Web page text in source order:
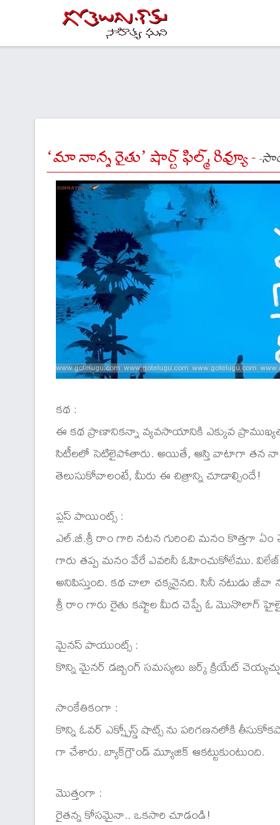
‘మా నాన్న రైతు’ షార్ట్ ఫిల్మ్ రివ్యూ --
కథ :
ఈ కథ ప్రాణానికన్నా వ్యవసాయానికి ఎక్కువ
సిటీలలో సెటిలైపోతారు. అయితే, ఆస్తి వాటాగా తన
తెలుసుకోవాలంటే, మీరు ఈ చిత్రాన్ని చూడాల్సిందే!
ప్లస్ పాయింట్స్ :
ఎల్.బీ.శ్రీ రాం గారి నటన గురించి మనం కొత్తగా
గారు తప్ప మనం వేరే ఎవరినీ ఓహించుకోలేము.
అనిపిస్తుంది. కథ చాలా చక్కనైనది. సినీ నటుడు
శ్రీ రాం గారు రైతు కష్టాల మీద చెప్పే ఓ మొనొలాగ్
మైనస్ పాయుంట్స్ :
కొన్ని మైనర్ డబ్బింగ్ సమస్యలు జర్క్ క్రియేట్
సాంకేతికంగా :
కొన్ని ఓవర్ ఎక్స్పోస్డ్ షాట్స్ ను పరిగణనలోకి
గా చేశారు. బ్యాక్‍గ్రౌండ్ మ్యూజిక్ ఆకట్టుకుంటుంది.
మొత్తంగా :
రైతన్న కోసమైనా.. ఒకసారి చూడండి!